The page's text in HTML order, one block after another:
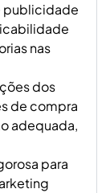
publicidade
nas
dos
de compra
adequada,
para